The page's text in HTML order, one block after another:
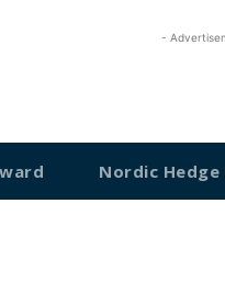
-
Nordic Hedge